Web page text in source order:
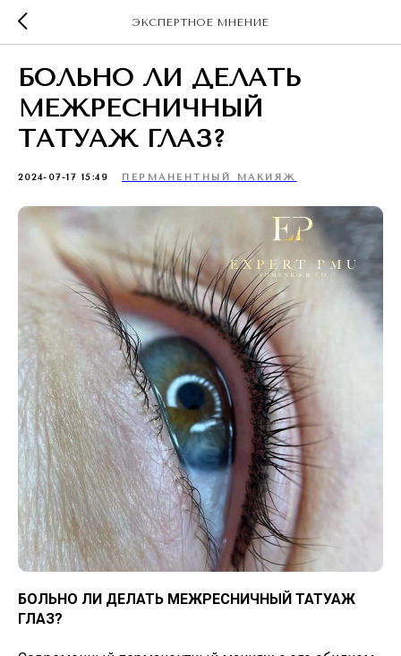
ЭКСПЕРТНОЕ МНЕНИЕ
БОЛЬНО ЛИ ДЕЛАТЬ
МЕЖРЕСНИЧНЫЙ
ТАТУАЖ ГЛАЗ?
2024-07-17 15:49 ПЕРМАНЕНТНЫЙ МАКИЯЖ
БОЛЬНО ЛИ ДЕЛАТЬ МЕЖРЕСНИЧНЫЙ ТАТУАЖ
ГЛАЗ?